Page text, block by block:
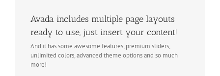
Avada includes multiple page layouts
ready to use, just insert your content!
And it has some awesome features, premium sliders,
unlimited colors, advanced theme options and so much
more!